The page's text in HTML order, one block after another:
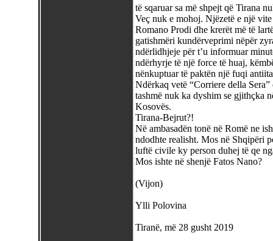
të sqaruar sa më shpejt që Tirana
Veç nuk e mohoj. Njëzetë e një
Romano Prodi dhe krerët më të
gatishmëri kundërveprimi nëpër
ndërlidhjeje për t’u informuar
ndërhyrje të një force të huaj,
nënkuptuar të paktën një fuqi
Ndërkaq vetë “Corriere della
tashmë nuk ka dyshim se gjithçka
Kosovës.
Tirana-Bejrut?!
Në ambasadën tonë në Romë ne
ndodhte realisht. Mos në Shqipëri
luftë civile ky person duhej të qe
Mos ishte në shenjë Fatos Nano?
(Vijon)
Ylli Polovina
Tiranë, më 28 gusht 2019